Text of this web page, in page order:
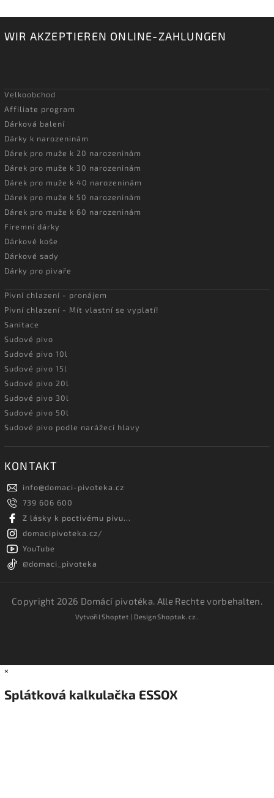
WIR AKZEPTIEREN ONLINE-ZAHLUNGEN
Velkoobchod
Affiliate program
Dárková balení
Dárky k narozeninám
Dárek pro muže k 20 narozeninám
Dárek pro muže k 30 narozeninám
Dárek pro muže k 40 narozeninám
Dárek pro muže k 50 narozeninám
Dárek pro muže k 60 narozeninám
Firemní dárky
Dárkové koše
Dárkové sady
Dárky pro pivaře
Pivní chlazení - pronájem
Pivní chlazení - Mít vlastní se vyplatí!
Sanitace
Sudové pivo
Sudové pivo 10l
Sudové pivo 15l
Sudové pivo 20l
Sudové pivo 30l
Sudové pivo 50l
Sudové pivo podle narážecí hlavy
KONTAKT
info@domaci-pivoteka.cz
739 606 600
Z lásky k poctivému pivu...
domacipivoteka.cz/
YouTube
@domaci_pivoteka
Copyright 2026 Domácí pivotéka. Alle Rechte vorbehalten.
VytvořilShoptet | DesignShoptak.cz.
×
Splátková kalkulačka ESSOX